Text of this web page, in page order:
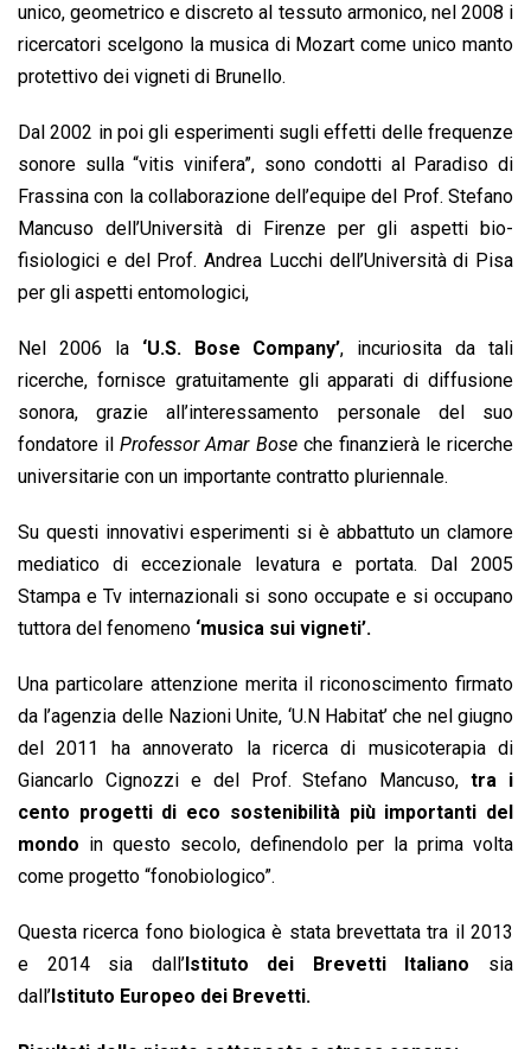
unico, geometrico e discreto al tessuto armonico, nel 2008 i
ricercatori scelgono la musica di Mozart come unico manto
protettivo dei vigneti di Brunello.
Dal 2002 in poi gli esperimenti sugli effetti delle frequenze
sonore sulla “vitis vinifera”, sono condotti al Paradiso di
Frassina con la collaborazione dell’equipe del Prof. Stefano
Mancuso dell’Università di Firenze per gli aspetti bio-
fisiologici e del Prof. Andrea Lucchi dell’Università di Pisa
per gli aspetti entomologici,
Nel 2006 la ‘U.S. Bose Company’, incuriosita da tali
ricerche, fornisce gratuitamente gli apparati di diffusione
sonora, grazie all’interessamento personale del suo
fondatore ilProfessor Amar Boseche finanzierà le ricerche
universitarie con un importante contratto pluriennale.
Su questi innovativi esperimenti si è abbattuto un clamore
mediatico di eccezionale levatura e portata. Dal 2005
Stampa e Tv internazionali si sono occupate e si occupano
tuttora del fenomeno ‘musica sui vigneti’.
Una particolare attenzione merita il riconoscimento firmato
da l’agenzia delle Nazioni Unite, ‘U.N Habitat’ che nel giugno
del 2011 ha annoverato la ricerca di musicoterapia di
Giancarlo Cignozzi e del Prof. Stefano Mancuso,tra i
cento progetti di eco sostenibilità più importanti del
mondo in questo secolo, definendolo per la prima volta
come progetto “fonobiologico”.
Questa ricerca fono biologica è stata brevettata tra il 2013
e 2014 sia dall’Istituto dei Brevetti Italiano sia
dall’Istituto Europeo dei Brevetti.